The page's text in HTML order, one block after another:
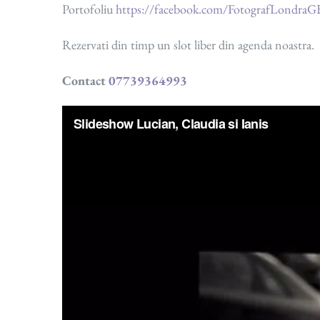
Portofoliuhttps://facebook.com/
Rezervati din timp un slot liber din agenda noastra.
Contact07739364993